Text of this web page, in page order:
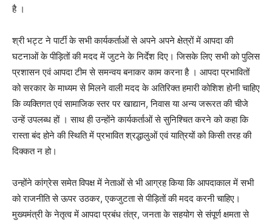
है ।
श्री भट्ट ने पार्टी के सभी कार्यकर्ताओं से अपने अपने क्षेत्रों में आपदा की
घटनाओं के पीड़ितों की मदद में जुटने के निर्देश दिए। जिसके लिए सभी को पुलिस
प्रशासन एवं आपदा टीम से समन्वय बनाकर काम करना है । आपदा प्रभावितों
को सरकार के माध्यम से मिलने वाली मदद के अतिरिक्त हमारी कोशिश होनी चाहिए
कि व्यक्तिगत एवं सामाजिक स्तर पर खाद्यान, निवास या अन्य जरूरत की चीजे
उन्हें उपलब्ध हों । साथ ही उन्होंने कार्यकर्ताओं से सुनिश्चित करने को कहा कि
रास्ता बंद होने की स्थिति में प्रभावित श्रद्धालुओं एवं यात्रियों को किसी तरह की
दिक्कत न हो।
उन्होंने कांग्रेस समेत विपक्ष में नेताओं से भी आग्रह किया कि आपदाकाल में सभी
को राजनीति से ऊपर उठकर, एकजुटता से पीड़ितों की मदद करनी चाहिए।
मुख्यमंत्री के नेतृत्व में आपदा प्रबंध तंत्र, जनता के सहयोग से संपूर्ण क्षमता से